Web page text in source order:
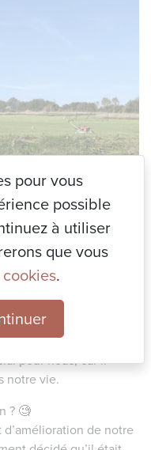
pour nous, car il
notre vie.
? 🧐
de notre
pour vous
possible
à utiliser
que vous
.